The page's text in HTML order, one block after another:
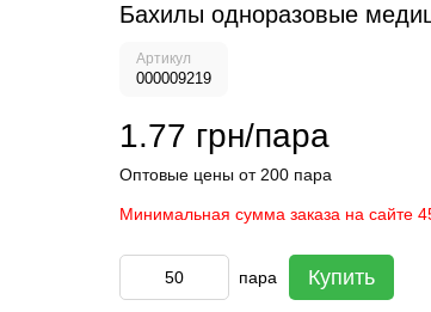
Бахилы одноразовые
Артикул
000009219
1.77 грн/пара
Оптовые цены от 200 пара
Минимальная сумма заказа на сайте
пара Купить